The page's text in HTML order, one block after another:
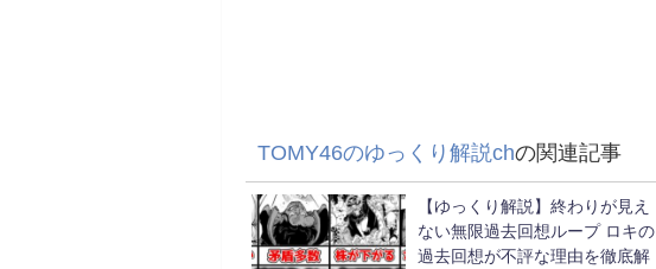
TOMY46のゆっくり解説chの関連記事
【ゆっくり解説】終わりが見え
ない無限過去回想ループ ロキの
過去回想が不評な理由を徹底解